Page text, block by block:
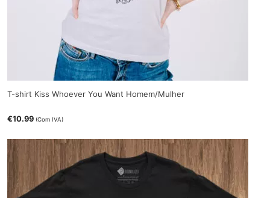
T-shirt Kiss Whoever You Want Homem/Mulher
€10.99 (Com IVA)